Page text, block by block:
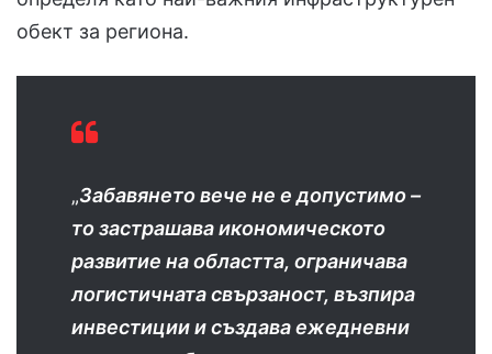
обект за региона.
„Забавянето вече не е допустимо –
то застрашава икономическото
развитие на областта, ограничава
логистичната свързаност, възпира
инвестиции и създава ежедневни